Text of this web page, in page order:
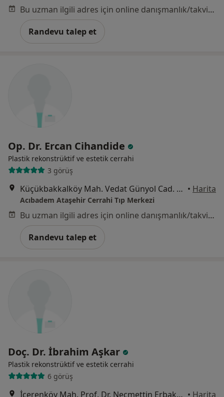
Bu uzman ilgili adres için online danışmanlık/takvim sunmuyor.
Randevu talep et
Op. Dr. Ercan Cihandide
Plastik rekonstrüktif ve estetik cerrahi
3 görüş
Küçükbakkalköy Mah. Vedat Günyol Cad. No.36, 34750, Ataşehir • Harita
Acıbadem Ataşehir Cerrahi Tıp Merkezi
Bu uzman ilgili adres için online danışmanlık/takvim sunmuyor.
Randevu talep et
Doç. Dr. İbrahim Aşkar
Plastik rekonstrüktif ve estetik cerrahi
6 görüş
İçerenköy Mah. Prof. Dr. Necmettin Erbakan Cad. Özce Yılmaz İş Merkezi No:97 İç Kapı No:25 Kat:6, İstanbul • Harita